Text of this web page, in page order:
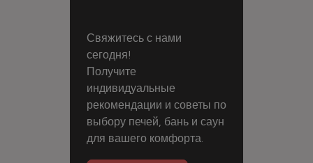
Свяжитесь с нами
сегодня!
Получите
индивидуальные
рекомендации и советы по
выбору печей, бань и саун
для вашего комфорта.